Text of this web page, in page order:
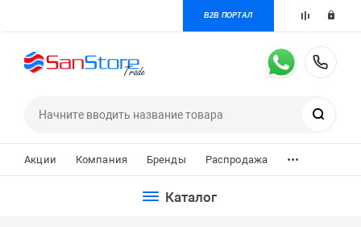
B2B ПОРТАЛ
Акции Компания Бренды Распродажа ...
Каталог